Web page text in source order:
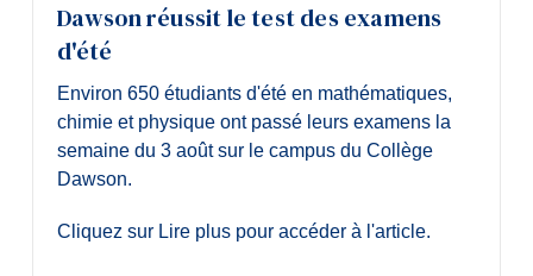
Dawson réussit le test des examens
d'été
Environ 650 étudiants d'été en mathématiques,
chimie et physique ont passé leurs examens la
semaine du 3 août sur le campus du Collège
Dawson.
Cliquez sur Lire plus pour accéder à l'article.